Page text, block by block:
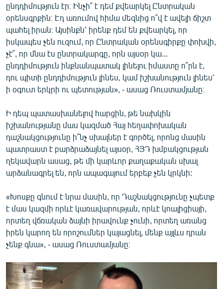
ընդդիմություն էր։ Ինչի՞ է դեմ քվեարկել Ընտրական
օրենսգրքին։ Էդ առումով հիմա մեզնից ո՞վ է ավելի ճիշտ
պահել իրան։ Այսինքն՝ իրենք դեմ են քվեարկել, որ
իսկապես չեն ուզում, որ Ընտրական օրենսգիրքը փոխվի,
չէ՞, որ մնա էս ընտրակարգը, որն այսօր կա...
ընդդիմություն ինքնանպատակ լինելու իմաստը ո՞րն է,
դու պիտի ընդդիմություն լինես, կամ իշխանություն լինես՝
ի օգուտ երկրի ու պետության», - ասաց Ռուստամյանը։
Ի դեպ պատասխանելով հարցին, թե նախկին
իշխանությանը մաս կազմած Հայ հեղափոխական
դաշնակցությունը ի՞նչ սխալներ է գործել, որոնց մասին
պատրաստ է բարձրաձայնել այսօր, ՀՅԴ խմբակցության
ղեկավարն ասաց, թե մի կարևոր քաղաքական սխալ
արձանագրել են, որն ապագայում երբեք չեն կրկնի:
«Խոսքը գնում է նրա մասին, որ Դաշնակցությունը չպետք
է մաս կազմի որևէ կառավարության, որևէ կոալիցիայի,
որտեղ վճռական ձայնի իրավունք չունի, որտեղ առանց
իրեն կարող են որոշումներ կայացնել, մենք այլևս դրան
չենք գնա», - ասաց Ռուստամյանը։